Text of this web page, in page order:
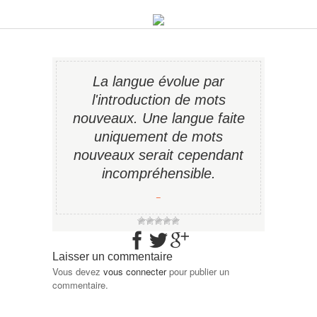
La langue évolue par
l'introduction de mots
nouveaux. Une langue faite
uniquement de mots
nouveaux serait cependant
incompréhensible.
−
Laisser un commentaire
Vous devez vous connecterpour publier un
commentaire.